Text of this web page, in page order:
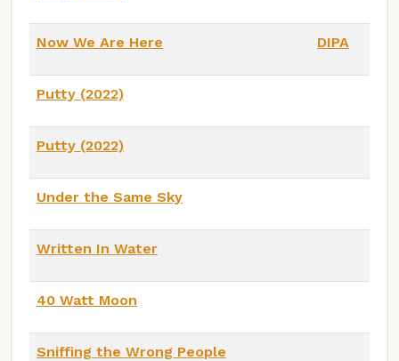
Now We Are Here DIPA
Putty (2022)
Putty (2022)
Under the Same Sky
Written In Water
40 Watt Moon
Sniffing the Wrong People